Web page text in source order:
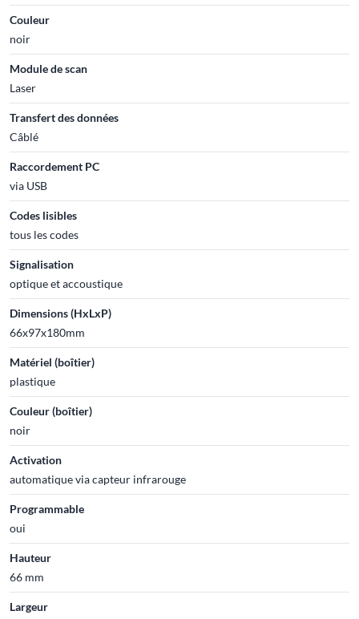
Couleur
noir
Module de scan
Laser
Transfert des données
Câblé
Raccordement PC
via USB
Codes lisibles
tous les codes
Signalisation
optique et accoustique
Dimensions (HxLxP)
66x97x180mm
Matériel (boîtier)
plastique
Couleur (boîtier)
noir
Activation
automatique via capteur infrarouge
Programmable
oui
Hauteur
66 mm
Largeur